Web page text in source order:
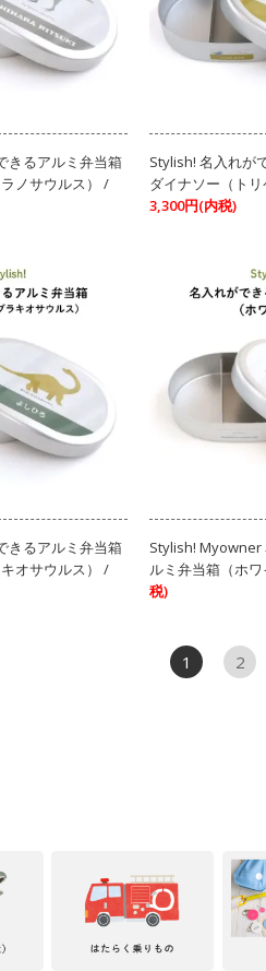
きるアルミ弁当箱
ノサウルス） /
Stylish! 名入れが
ダイナソー（ト
3,300円(内税)
きるアルミ弁当箱
オサウルス） /
Stylish! Myowner
ルミ弁当箱（ホ
税)
1 2